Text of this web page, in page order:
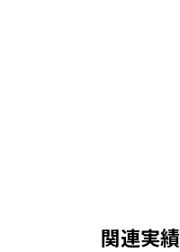
関連実績